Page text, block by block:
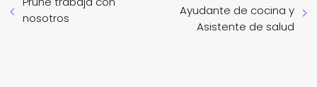
nosotros
Ayudante de cocina y
Asistente de salud